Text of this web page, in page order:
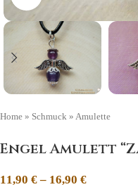
Home » Schmuck » Amulette
Engel Amulett
11,90 €– 16,90 €